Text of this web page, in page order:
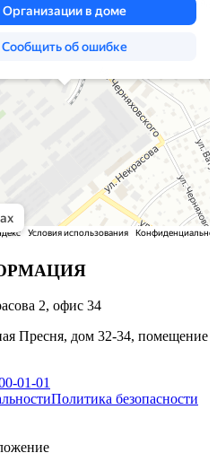
2, офис 34
Пресня, дом 32-34, помещение
01-01
Политика безопасности